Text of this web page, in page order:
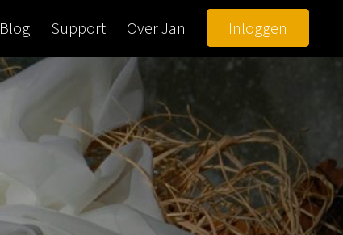
Blog Support Over Jan Inloggen